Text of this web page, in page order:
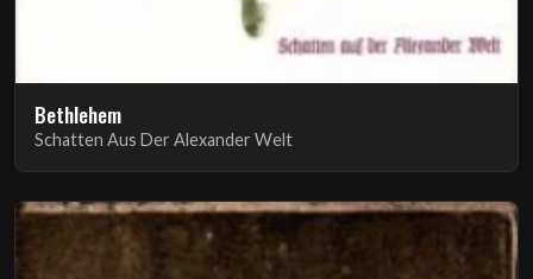
Bethlehem
Schatten Aus Der Alexander Welt